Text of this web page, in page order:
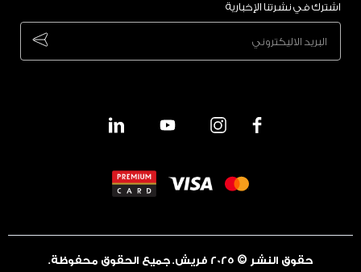
اشترك في نشرتنا الإخبارية
حقوق النشر © 2025 فريش. جميع الحقوق محفوظة.